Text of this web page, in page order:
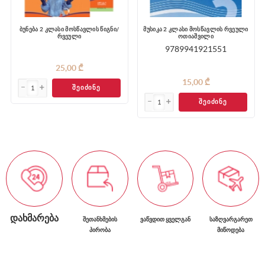
ბუნება 2 კლასი მოსწავლის წიგნი/
რვეული
25,00 ₾
ᲨᲔᲘᲫᲘᲜᲔ
მუსიკა 2 კლასი მოსწავლის რვეული
ოთიაშვილი
9789941921551
15,00 ₾
ᲨᲔᲘᲫᲘᲜᲔ
ᲓᲐᲮᲛᲐᲠᲔᲑᲐ
ᲨᲔᲗᲐᲜᲮᲛᲔᲑᲘᲡ
ᲞᲘᲠᲝᲑᲐ
ᲕᲐᲬᲕᲓᲘᲗ ᲧᲕᲔᲚᲒᲐᲜ
ᲡᲐᲖᲦᲕᲐᲠᲒᲐᲠᲔᲗ
ᲛᲘᲬᲝᲓᲔᲑᲐ